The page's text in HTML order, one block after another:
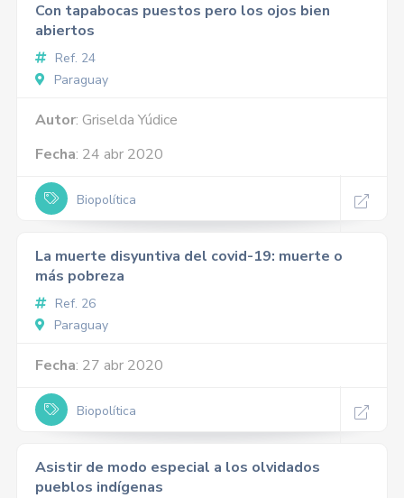
Con tapabocas puestos pero los ojos bien
abiertos
Ref. 24
Paraguay
Autor: Griselda Yúdice
Fecha: 24 abr 2020
Biopolítica
La muerte disyuntiva del covid-19: muerte o
más pobreza
Ref. 26
Paraguay
Fecha: 27 abr 2020
Biopolítica
Asistir de modo especial a los olvidados
pueblos indígenas